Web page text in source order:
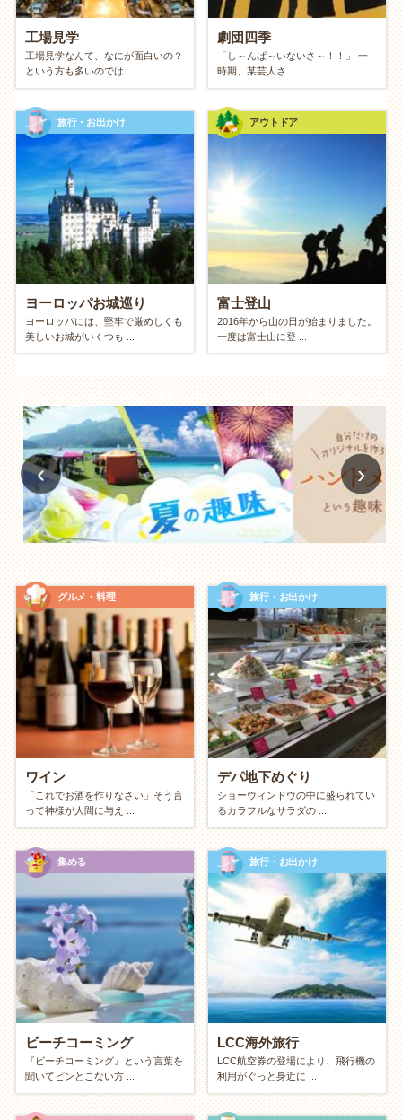
す。
新しい一面を発見できる
「意外と手先が器用なんだな」「こういう景色が好き
なんだな」など、趣味を通してパートナーの新しい魅
力や価値観に気づくことができます。相手を深く知る
ことは、お互いを尊重し合うことにつながります。
社会面・教養面：会話の質の向上
会話が豊かになる
った？」「次はこれやってみようか」といった、ポジ
ティブで未来志向の会話が自然と増えます。楽しい会
す。
協力する力がつく
ペアでスポーツをしたり、キャンプの準備を分担した
りすることで、自然とチームワークが磨かれます。楽
しみながら協力し合う経験は、将来の生活における課
題の解決にも役立つでしょう。
身体面：二人で健康になる
楽しみながら運動不足解消
一人だとサボりがちな運動も、二人なら「一緒に行こ
う」と誘い合って続けられます。散歩、ジム、バドミ
ントンなど、体を動かすデートは二人の心身の健康を
守る良い習慣になります。
カップルにおすすめの趣味の探し方
おうちでまったり？ 外でアクティブ？（イ
ンドア vs アウトドア）
【おうち派】リラックス＆協力
家で二人きりの時間をゆっくり楽しみたいカップル
へ。
協力して一品を作る「料理・お菓子作り」
映画やドラマを語り合う「ホームシアター」
対戦や協力プレイで盛り上がる「ＴＶゲーム・
ードゲーム」
工場見学
工場見学なんて、なにが面白いの？
という方も多いのでは ...
劇団四季
「し～んぱ～いないさ～！！」 一
時期、某芸人さ ...
旅行・お出かけ
ヨーロッパお城巡り
ヨーロッパには、堅牢で厳めしくも
美しいお城がいくつも ...
アウトドア
富士登山
2016年から山の日が始まりました。
一度は富士山に登 ...
‹ ›
グルメ・料理
ワイン
「これでお酒を作りなさい」そう言
って神様が人間に与え ...
旅行・お出かけ
デパ地下めぐり
ショーウィンドウの中に盛られてい
るカラフルなサラダの ...
集める
ビーチコーミング
『ビーチコーミング』という言葉を
聞いてピンとこない方 ...
旅行・お出かけ
LCC海外旅行
LCC航空券の登場により、飛行機の
利用がぐっと身近に ...